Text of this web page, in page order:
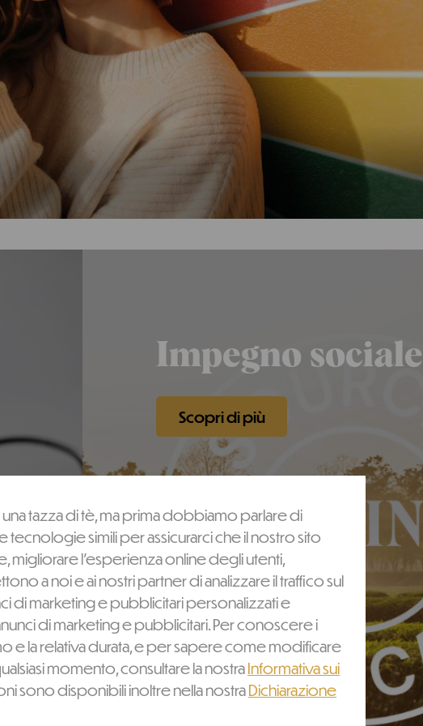
Impegno sociale
Scopri di più
tazza di tè, ma prima dobbiamo parlare di
simili per assicurarci che il nostro sito
migliorare l'esperienza online degli utenti,
a noi e ai nostri partner di analizzare il traffico sul
di marketing e pubblicitari personalizzati e
di marketing e pubblicitari. Per conoscere i
e la relativa durata, e per sapere come modificare
momento, consultare la nostraInformativa sui
sono disponibili inoltre nella nostraDichiarazione